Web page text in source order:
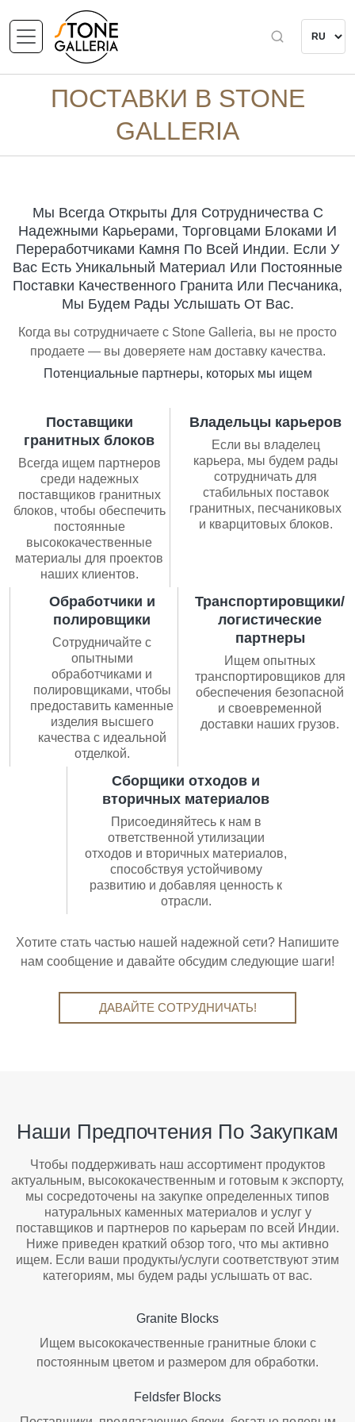
ПОСТАВКИ В STONE
GALLERIA
Мы Всегда Открыты Для Сотрудничества С
Надежными Карьерами, Торговцами Блоками И
Переработчиками Камня По Всей Индии. Если У
Вас Есть Уникальный Материал Или Постоянные
Поставки Качественного Гранита Или Песчаника,
Мы Будем Рады Услышать От Вас.
Когда вы сотрудничаете с Stone Galleria, вы не просто
продаете — вы доверяете нам доставку качества.
Потенциальные партнеры, которых мы ищем
Поставщики
гранитных блоков
Всегда ищем партнеров
среди надежных
поставщиков гранитных
блоков, чтобы обеспечить
постоянные
высококачественные
материалы для проектов
наших клиентов.
Владельцы карьеров
Если вы владелец
карьера, мы будем рады
сотрудничать для
стабильных поставок
гранитных, песчаниковых
и кварцитовых блоков.
Обработчики и
полировщики
Сотрудничайте с
опытными
обработчиками и
полировщиками, чтобы
предоставить каменные
изделия высшего
качества с идеальной
отделкой.
Транспортировщики/
логистические
партнеры
Ищем опытных
транспортировщиков для
обеспечения безопасной
и своевременной
доставки наших грузов.
Сборщики отходов и
вторичных материалов
Присоединяйтесь к нам в
ответственной утилизации
отходов и вторичных материалов,
способствуя устойчивому
развитию и добавляя ценность к
отрасли.
Хотите стать частью нашей надежной сети? Напишите
нам сообщение и давайте обсудим следующие шаги!
ДАВАЙТЕ СОТРУДНИЧАТЬ!
Наши Предпочтения По Закупкам
Чтобы поддерживать наш ассортимент продуктов
актуальным, высококачественным и готовым к экспорту,
мы сосредоточены на закупке определенных типов
натуральных каменных материалов и услуг у
поставщиков и партнеров по карьерам по всей Индии.
Ниже приведен краткий обзор того, что мы активно
ищем. Если ваши продукты/услуги соответствуют этим
категориям, мы будем рады услышать от вас.
Granite Blocks
Ищем высококачественные гранитные блоки с
постоянным цветом и размером для обработки.
Feldsfer Blocks